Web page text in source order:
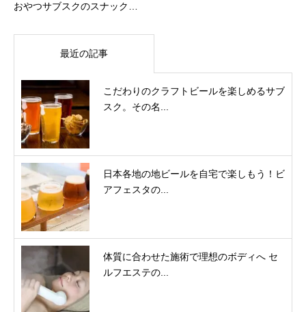
おやつサブスクのスナック…
最近の記事
こだわりのクラフトビールを楽しめるサブ
スク。その名...
日本各地の地ビールを自宅で楽しもう！ビ
アフェスタの...
体質に合わせた施術で理想のボディへ セ
ルフエステの...